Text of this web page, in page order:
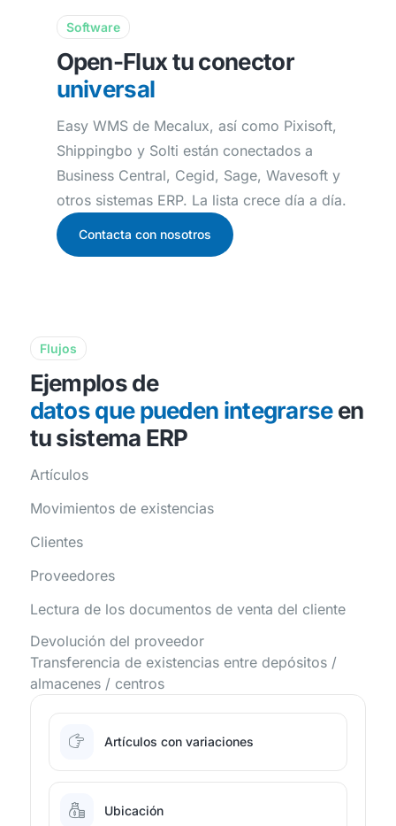
Software
Open-Flux tu conector
universal
Easy WMS de Mecalux, así como Pixisoft,
Shippingbo y Solti están conectados a
Business Central, Cegid, Sage, Wavesoft y
otros sistemas ERP. La lista crece día a día.
Contacta con nosotros
Flujos
Ejemplos de
datos que pueden integrarseen
tu sistema ERP
Artículos
Movimientos de existencias
Clientes
Proveedores
Lectura de los documentos de venta del cliente
Devolución del proveedor
Transferencia de existencias entre depósitos /
almacenes / centros
Artículos con variaciones
Ubicación